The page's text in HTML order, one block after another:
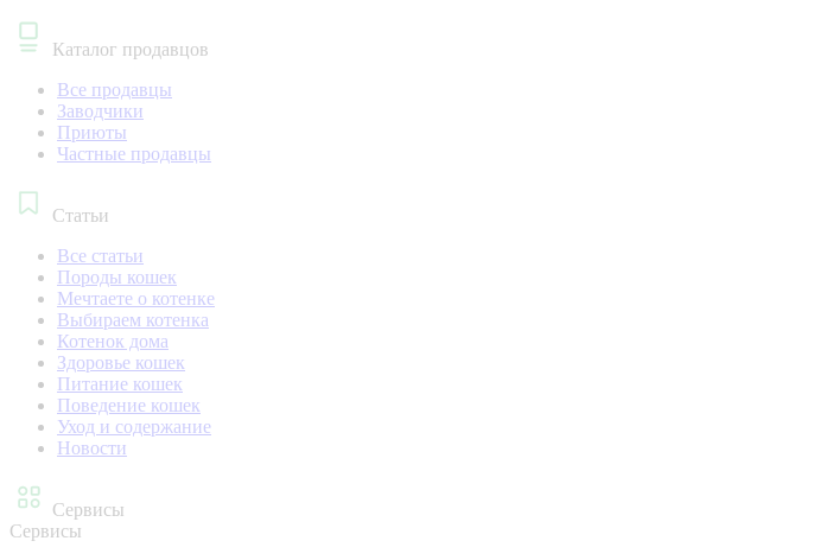
Каталог продавцов
Все продавцы
Заводчики
Приюты
Частные продавцы
Статьи
Все статьи
Породы кошек
Мечтаете о котенке
Выбираем котенка
Котенок дома
Здоровье кошек
Питание кошек
Поведение кошек
Уход и содержание
Новости
Сервисы
Сервисы